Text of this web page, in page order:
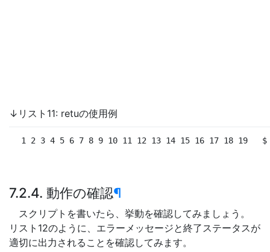
↓リスト11: retuの使用例
1 2 3 4 5 6 7 8 9 10 11 12 13 14 15 16 17 18 19
7.2.4. 動作の確認¶
スクリプトを書いたら、挙動を確認してみましょう。
リスト12のように、エラーメッセージと終了ステータスが
適切に出力されることを確認してみます。